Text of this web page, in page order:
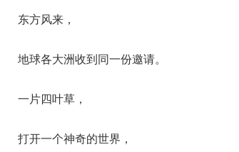
东方风来，
地球各大洲收到同一份邀请。
一片四叶草，
打开一个神奇的世界，